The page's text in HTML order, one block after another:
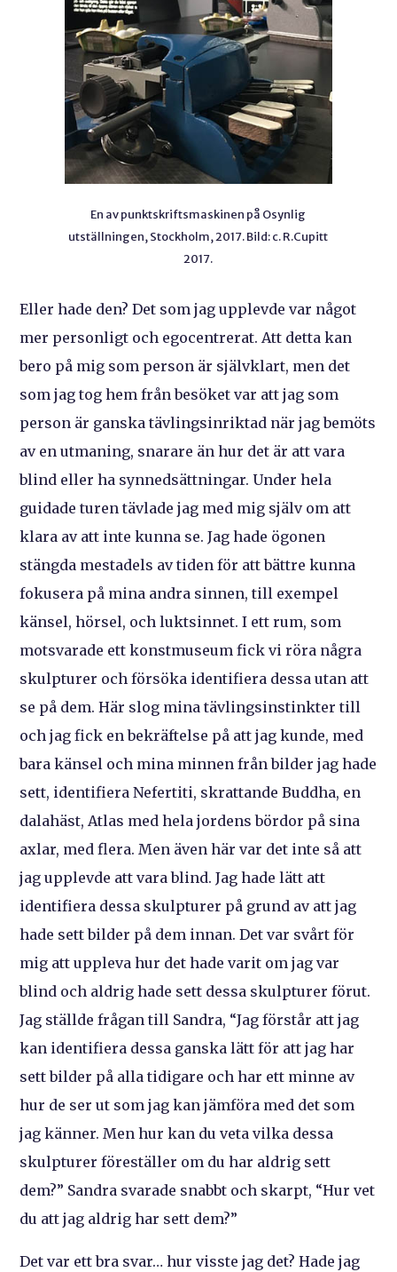
En av punktskriftsmaskinen på Osynlig
utställningen, Stockholm, 2017. Bild: c. R.Cupitt
2017.
Eller hade den? Det som jag upplevde var något
mer personligt och egocentrerat. Att detta kan
bero på mig som person är självklart, men det
som jag tog hem från besöket var att jag som
person är ganska tävlingsinriktad när jag bemöts
av en utmaning, snarare än hur det är att vara
blind eller ha synnedsättningar. Under hela
guidade turen tävlade jag med mig själv om att
klara av att inte kunna se. Jag hade ögonen
stängda mestadels av tiden för att bättre kunna
fokusera på mina andra sinnen, till exempel
känsel, hörsel, och luktsinnet. I ett rum, som
motsvarade ett konstmuseum fick vi röra några
skulpturer och försöka identifiera dessa utan att
se på dem. Här slog mina tävlingsinstinkter till
och jag fick en bekräftelse på att jag kunde, med
bara känsel och mina minnen från bilder jag hade
sett, identifiera Nefertiti, skrattande Buddha, en
dalahäst, Atlas med hela jordens bördor på sina
axlar, med flera. Men även här var det inte så att
jag upplevde att vara blind. Jag hade lätt att
identifiera dessa skulpturer på grund av att jag
hade sett bilder på dem innan. Det var svårt för
mig att uppleva hur det hade varit om jag var
blind och aldrig hade sett dessa skulpturer förut.
Jag ställde frågan till Sandra, “Jag förstår att jag
kan identifiera dessa ganska lätt för att jag har
sett bilder på alla tidigare och har ett minne av
hur de ser ut som jag kan jämföra med det som
jag känner. Men hur kan du veta vilka dessa
skulpturer föreställer om du har aldrig sett
dem?” Sandra svarade snabbt och skarpt, “Hur vet
du att jag aldrig har sett dem?”
Det var ett bra svar… hur visste jag det? Hade jag